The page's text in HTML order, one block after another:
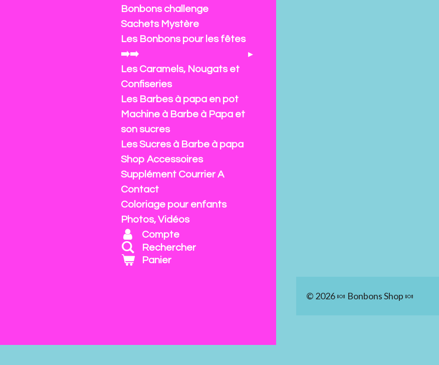
© 2026 🍬 Bonbons Shop 🍬
Bonbons challenge
Sachets Mystère
Les Bonbons pour les fêtes
➡️➡️
Les Caramels, Nougats et
Confiseries
Les Barbes à papa en pot
Machine à Barbe à Papa et
son sucres
Les Sucres à Barbe à papa
Shop Accessoires
Supplément Courrier A
Contact
Coloriage pour enfants
Photos, Vidéos
Compte
Rechercher
Panier